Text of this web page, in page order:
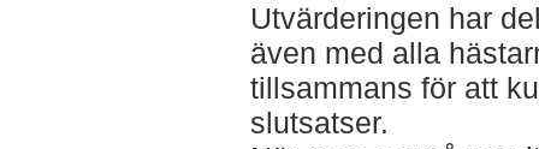
Utvärderingen har
även med alla
tillsammans för att
slutsatser.